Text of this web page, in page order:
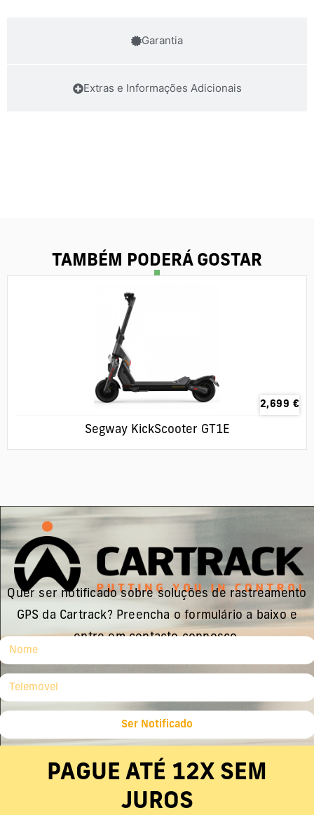
Garantia
Extras e Informações Adicionais
TAMBÉM PODERÁ GOSTAR
2,699 €
Segway KickScooter GT1E
Quer ser notificado sobre soluções de rastreamento
GPS da Cartrack? Preencha o formulário a baixo e
entre em contacto connosco.
Ser Notificado
PAGUE ATÉ 12X SEM
JUROS